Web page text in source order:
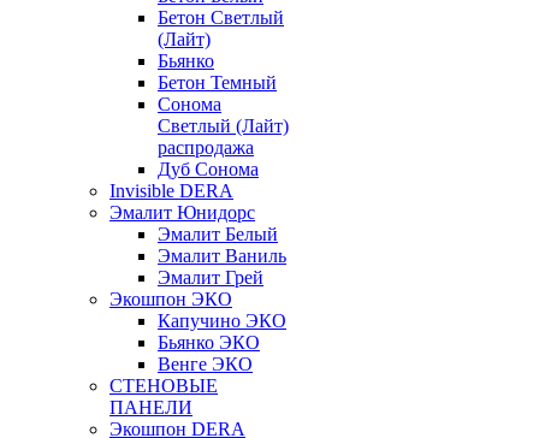
Бетон Светлый
(Лайт)
Бьянко
Бетон Темный
Сонома
Светлый (Лайт)
распродажа
Дуб Сонома
Invisible DERA
Эмалит Юнидорс
Эмалит Белый
Эмалит Ваниль
Эмалит Грей
Экошпон ЭКО
Капучино ЭКО
Бьянко ЭКО
Венге ЭКО
СТЕНОВЫЕ
ПАНЕЛИ
Экошпон DERA